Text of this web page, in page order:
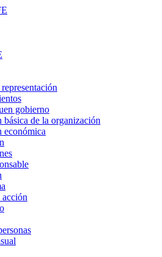
gobierno
de la organización
económica
acción